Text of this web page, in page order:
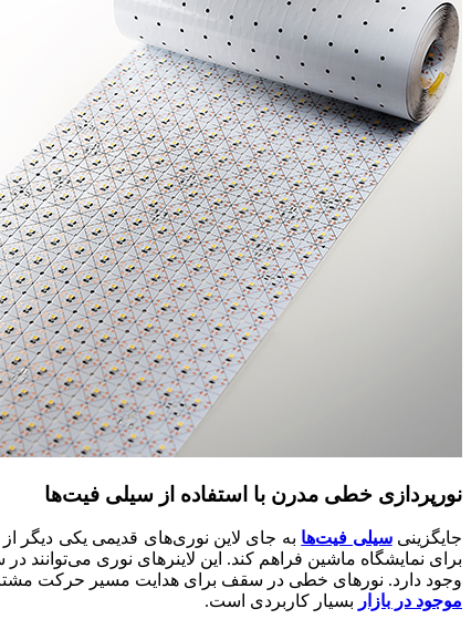
نورپردازی خطی مدرن با استفاده از سیلی فیت‌ها
جایگزینیسیلی فیت‌ها به جای لاین نوری‌های قدیمی یکی دیگر
برای نمایشگاه ماشین فراهم کند. این لاینرهای نوری
وجود دارد. نورهای خطی در سقف برای هدایت مسیر حرکت مشتری
موجود در بازار بسیار کاربردی است.